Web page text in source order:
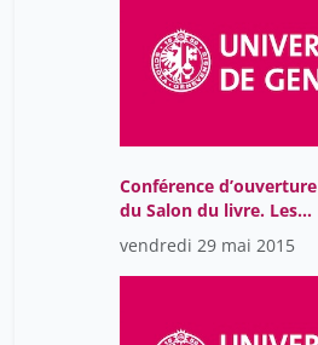
Conférence d’ouverture
du Salon du livre. Les
longues jambes du
printemps
vendredi 29 mai 2015